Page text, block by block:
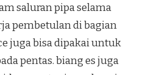
saluran pipa selama
pembetulan di bagian
juga bisa dipakai untuk
pentas. biang es juga